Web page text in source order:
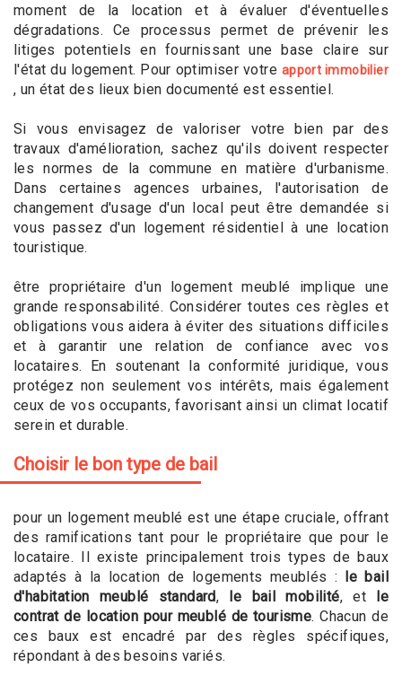
moment de la location et à évaluer d'éventuelles
dégradations. Ce processus permet de prévenir les
litiges potentiels en fournissant une base claire sur
l'état du logement. Pour optimiser votre apport immobilier
, un état des lieux bien documenté est essentiel.
Si vous envisagez de valoriser votre bien par des
travaux d'amélioration, sachez qu'ils doivent respecter
les normes de la commune en matière d'urbanisme.
Dans certaines agences urbaines, l'autorisation de
changement d'usage d'un local peut être demandée si
vous passez d'un logement résidentiel à une location
touristique.
être propriétaire d'un logement meublé implique une
grande responsabilité. Considérer toutes ces règles et
obligations vous aidera à éviter des situations difficiles
et à garantir une relation de confiance avec vos
locataires. En soutenant la conformité juridique, vous
protégez non seulement vos intérêts, mais également
ceux de vos occupants, favorisant ainsi un climat locatif
serein et durable.
Choisir le bon type de bail
pour un logement meublé est une étape cruciale, offrant
des ramifications tant pour le propriétaire que pour le
locataire. Il existe principalement trois types de baux
adaptés à la location de logements meublés : le bail
d'habitation meublé standard, le bail mobilité, et le
contrat de location pour meublé de tourisme. Chacun de
ces baux est encadré par des règles spécifiques,
répondant à des besoins variés.